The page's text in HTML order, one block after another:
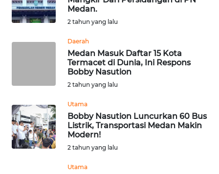
Medan.
2 tahun yang lalu
Daerah
Medan Masuk Daftar 15 Kota
Termacet di Dunia, Ini Respons
Bobby Nasution
2 tahun yang lalu
Utama
Bobby Nasution Luncurkan 60 Bus
Listrik, Transportasi Medan Makin
Modern!
2 tahun yang lalu
Utama
WN
WN
SULSEL